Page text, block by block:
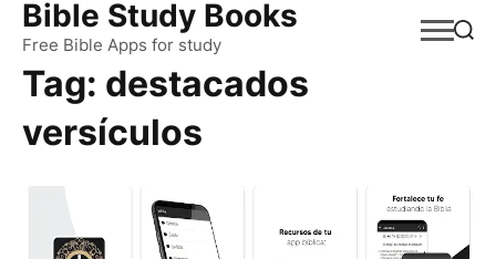
Skip
content
Bible Study Books
Free Bible Apps for study
Tag: destacados
versículos